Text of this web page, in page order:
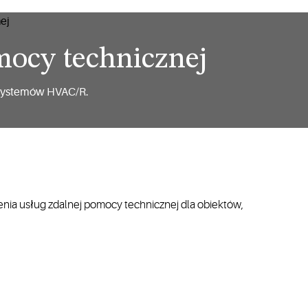
technicznej
HVAC/R.
usług zdalnej pomocy technicznej dla obiektów,